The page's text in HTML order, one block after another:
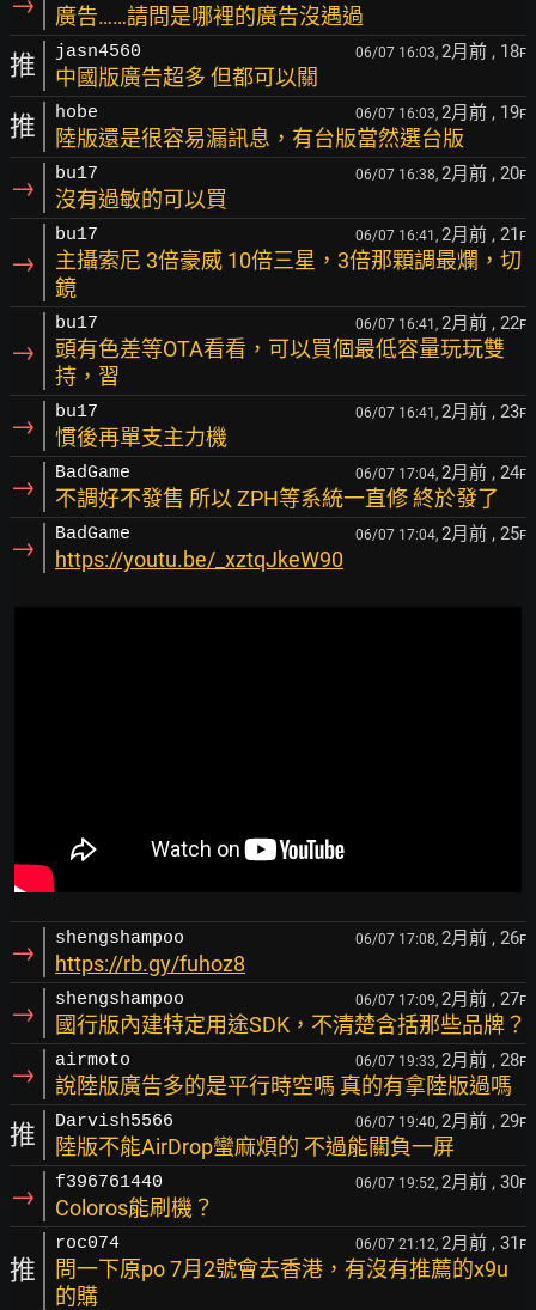
廣告……請問是哪裡的廣告沒遇過
推 jasn4560 06/07 16:03, 2月前 , 18F
中國版廣告超多 但都可以關
推 hobe 06/07 16:03, 2月前 , 19F
陸版還是很容易漏訊息，有台版當然選台版
→ bu17 06/07 16:38, 2月前 , 20F
沒有過敏的可以買
→
bu17 06/07 16:41, 2月前 , 21 F
主攝索尼 3倍豪威 10倍三星，3倍那顆調最爛，切
鏡
→
bu17 06/07 16:41, 2月前 , 22F
頭有色差等OTA看看，可以買個最低容量玩玩雙
持，習
→ bu17 06/07 16:41, 2月前 , 23F
慣後再單支主力機
→ BadGame 06/07 17:04, 2月前 , 24F
不調好不發售 所以 ZPH等系統一直修 終於發了
→ BadGame 06/07 17:04, 2月前 , 25F
https://youtu.be/_xztqJkeW90
→ shengshampoo 06/07 17:08, 2月前 , 26F
https://rb.gy/fuhoz8
→ shengshampoo 06/07 17:09, 2月前 , 27F
國行版內建特定用途SDK，不清楚含括那些品牌？
→ airmoto 06/07 19:33, 2月前 , 28F
說陸版廣告多的是平行時空嗎 真的有拿陸版過嗎
推 Darvish5566 06/07 19:40, 2月前 , 29F
陸版不能AirDrop蠻麻煩的 不過能關負一屏
→ f396761440 06/07 19:52, 2月前 , 30F
Coloros能刷機？
推
roc074 06/07 21:12, 2月前 , 31 F
問一下原po 7月2號會去香港，有沒有推薦的x9u
的購